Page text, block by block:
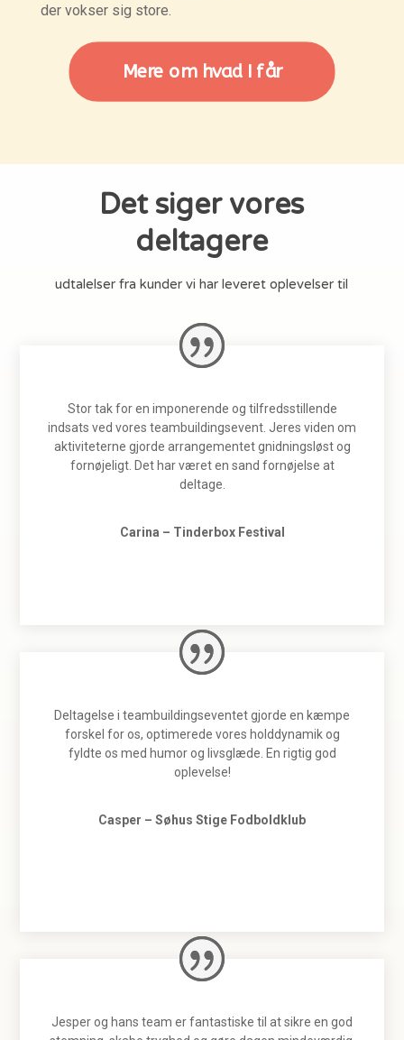
der vokser sig store.
Mere om hvad I får
Det siger vores
deltagere
udtalelser fra kunder vi har leveret oplevelser til
Stor tak for en imponerende og tilfredsstillende
indsats ved vores teambuildingsevent. Jeres viden om
aktiviteterne gjorde arrangementet gnidningsløst og
fornøjeligt. Det har været en sand fornøjelse at
deltage.
Carina – Tinderbox Festival
Deltagelse i teambuildingseventet gjorde en kæmpe
forskel for os, optimerede vores holddynamik og
fyldte os med humor og livsglæde. En rigtig god
oplevelse!
Casper – Søhus Stige Fodboldklub
Jesper og hans team er fantastiske til at sikre en god